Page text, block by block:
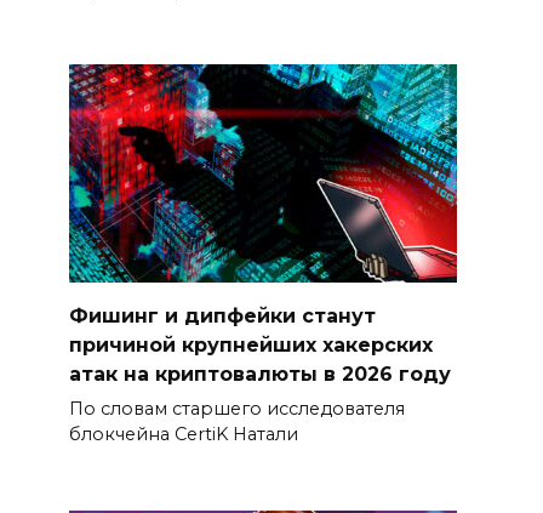
Фишинг и дипфейки станут
причиной крупнейших хакерских
атак на криптовалюты в 2026 году
По словам старшего исследователя
блокчейна CertiK Натали